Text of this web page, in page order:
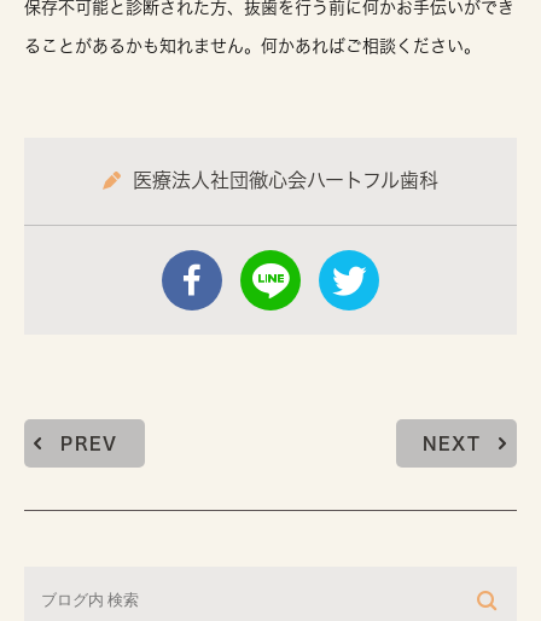
保存不可能と診断された方、抜歯を行う前に何かお手伝いができ
ることがあるかも知れません。何かあればご相談ください。
医療法人社団徹心会ハートフル歯科
PREV NEXT